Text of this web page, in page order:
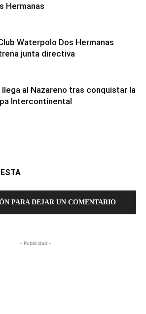
Hermanas
Waterpolo Dos Hermanas
junta directiva
llega al Nazareno tras conquistar la
Intercontinental
PARA DEJAR UN COMENTARIO
- Publicidad -